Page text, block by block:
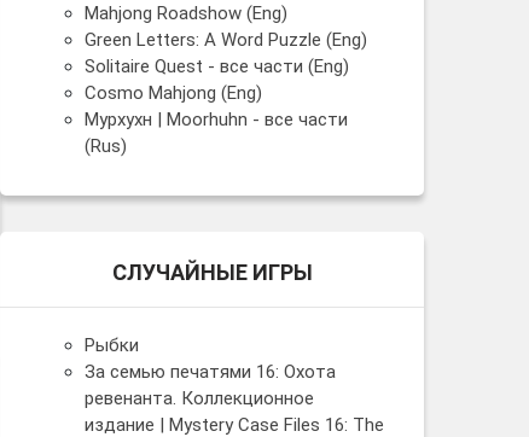
Mahjong Roadshow (Eng)
Green Letters: A Word Puzzle (Eng)
Solitaire Quest - все части (Eng)
Cosmo Mahjong (Eng)
Мурхухн | Moorhuhn - все части
(Rus)
СЛУЧАЙНЫЕ ИГРЫ
Рыбки
За семью печатями 16: Охота
ревенанта. Коллекционное
издание | Mystery Case Files 16: The